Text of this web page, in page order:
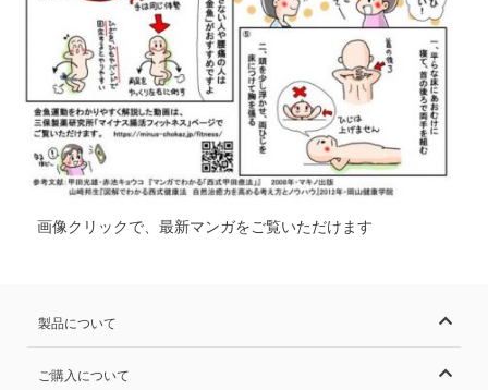
画像クリックで、最新マンガをご覧いただけます
製品について
ご購入について